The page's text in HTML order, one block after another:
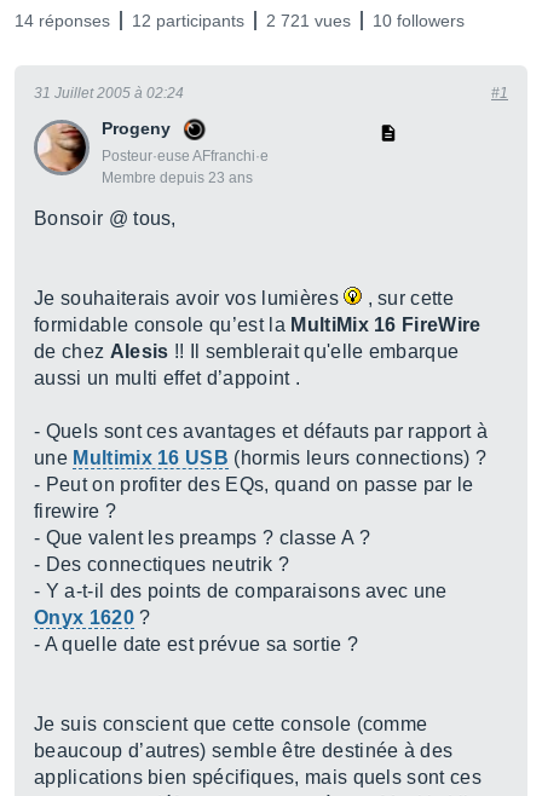
14 réponses 12 participants 2 721 vues 10 followers
Progeny
Posteur·euse AFfranchi·e
Membre depuis 23 ans
31 Juillet 2005 à 02:24 #1
Bonsoir @ tous,
Je souhaiterais avoir vos lumières
, sur cette
formidable console qu’est la MultiMix 16 FireWire
de chez Alesis !! Il semblerait qu'elle embarque
aussi un multi effet d’appoint .
- Quels sont ces avantages et défauts par rapport à
une Multimix 16 USB (hormis leurs connections) ?
- Peut on profiter des EQs, quand on passe par le
firewire ?
- Que valent les preamps ? classe A ?
- Des connectiques neutrik ?
- Y a-t-il des points de comparaisons avec une
Onyx 1620?
- A quelle date est prévue sa sortie ?
Je suis conscient que cette console (comme
beaucoup d’autres) semble être destinée à des
applications bien spécifiques, mais quels sont ces